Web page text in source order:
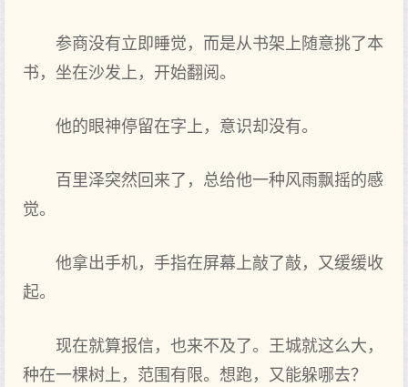
参商没有立即睡觉，而是从书架上随意挑了本
书，坐在沙发上，开始翻阅。
他的眼神停留在字上，意识却没有。
百里泽突然回来了，总给他一种风雨飘摇的感
觉。
他拿出手机，手指在屏幕上敲了敲，又缓缓收
起。
现在就算报信，也来不及了。王城就这么大，
种在一棵树上，范围有限。想跑，又能躲哪去？